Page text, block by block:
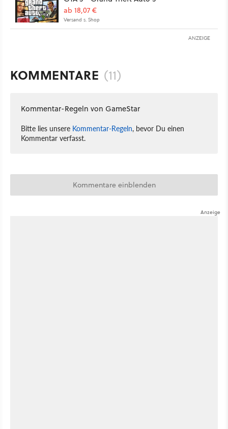
ab 18,07 €
Versand s. Shop
ANZEIGE
KOMMENTARE (11)
Kommentar-Regeln von GameStar
Bitte lies unsere Kommentar-Regeln, bevor Du einen
Kommentar verfasst.
Kommentare einblenden